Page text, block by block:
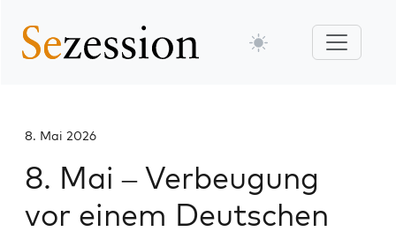
8. Mai 2026
8. Mai – Verbeugung
vor einem Deutschen